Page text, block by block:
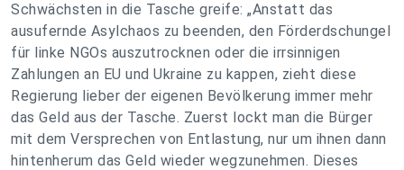
Schwächsten in die Tasche greife: „Anstatt das
ausufernde Asylchaos zu beenden, den Förderdschungel
für linke NGOs auszutrocknen oder die irrsinnigen
Zahlungen an EU und Ukraine zu kappen, zieht diese
Regierung lieber der eigenen Bevölkerung immer mehr
das Geld aus der Tasche. Zuerst lockt man die Bürger
mit dem Versprechen von Entlastung, nur um ihnen dann
hintenherum das Geld wieder wegzunehmen. Dieses